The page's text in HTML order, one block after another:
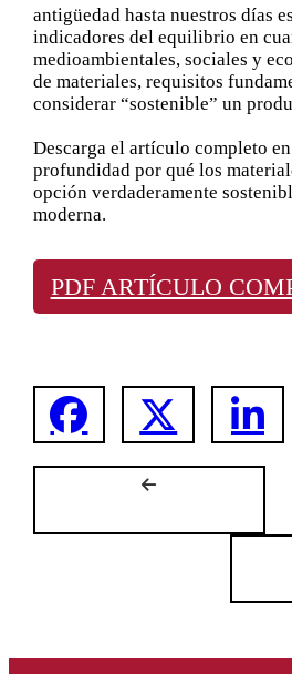
antigüedad hasta nuestros días
indicadores del equilibrio en
medioambientales, sociales y
de materiales, requisitos
considerar “sostenible” un
Descarga el artículo completo
profundidad por qué los
opción verdaderamente
moderna.
PDF ARTÍCULO